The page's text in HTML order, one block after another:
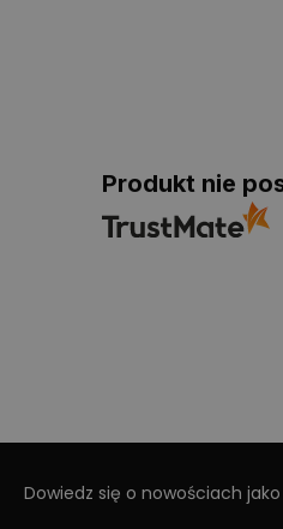
Produkt nie
Dowiedz się o nowościach